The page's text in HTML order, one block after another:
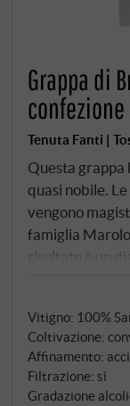
Grappa di
Tenuta Fanti |
Questa grappa
quasi nobile.
vengono
famiglia
risultato è un
al naso e
casa.
Vitigno: 100%
Coltivazione:
Affinamento:
Filtrazione: sì
Gradazione